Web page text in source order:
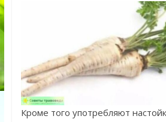
Кроме того употребляют